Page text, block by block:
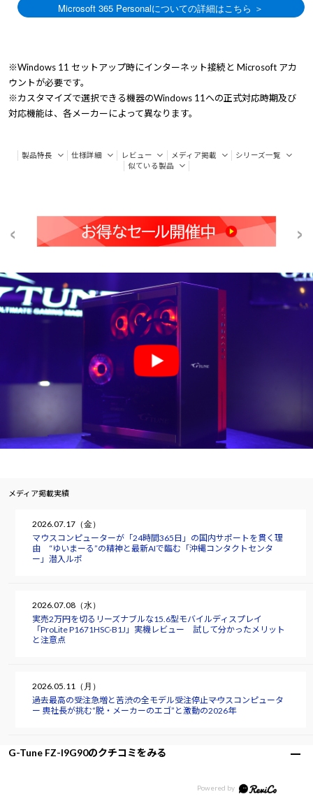
※Windows 11 セットアップ時にインターネット接続と Microsoft アカ
ウントが必要です。
※カスタマイズで選択できる機器のWindows 11への正式対応時期及び
対応機能は、各メーカーによって異なります。
製品特長 仕様詳細 レビュー メディア掲載
シリーズ一覧
似ている製品
メディア掲載実績
2026.07.17（金）
マウスコンピューターが「24時間365日」の国内サポートを貫く理
由 “ゆいまーる”の精神と最新AIで臨む「沖縄コンタクトセンタ
ー」潜入ルポ
2026.07.08（水）
実売2万円を切るリーズナブルな15.6型モバイルディスプレイ
「ProLite P1671HSC-B1J」実機レビュー 試して分かったメリット
と注意点
2026.05.11（月）
過去最高の受注急増と苦渋の全モデル受注停止――マウスコンピュータ
ー 軣社長が挑む“脱・メーカーのエゴ”と激動の2026年
G-Tune FZ-I9G90のクチコミをみる